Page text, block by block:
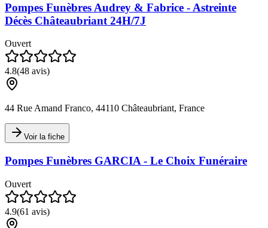
Pompes Funèbres Audrey & Fabrice - Astreinte
Décès Châteaubriant 24H/7J
Ouvert
4.8(48 avis)
44 Rue Amand Franco, 44110 Châteaubriant, France
Voir la fiche
Pompes Funèbres GARCIA - Le Choix Funéraire
Ouvert
4.9(61 avis)